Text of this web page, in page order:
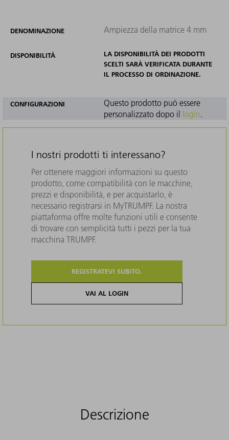
DENOMINAZIONE Ampiezza della matrice 4 mm
DISPONIBILITÀ
LA DISPONIBILITÀ DEI PRODOTTI
SCELTI SARÀ VERIFICATA DURANTE
IL PROCESSO DI ORDINAZIONE.
CONFIGURAZIONI
Questo prodotto può essere
personalizzato dopo il
login.
I nostri prodotti ti interessano?
Per ottenere maggiori informazioni su questo
prodotto, come compatibilità con le macchine,
prezzi e disponibilità, e per acquistarlo, è
necessario registrarsi in MyTRUMPF. La nostra
piattaforma offre molte funzioni utili e consente
di trovare con semplicità tutti i pezzi per la tua
macchina TRUMPF.
REGISTRATEVI SUBITO.
VAI AL LOGIN
Descrizione